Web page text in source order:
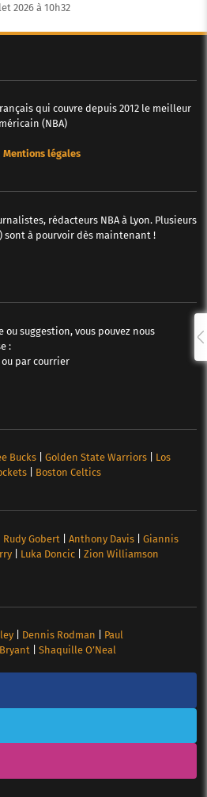
2026 à 10h32
qui couvre depuis 2012 le meilleur
(NBA)
Mentions légales
rédacteurs NBA à Lyon. Plusieurs
sont à pourvoir dès maintenant !
suggestion, vous pouvez nous
:
ou par courrier
Bucks| Golden State Warriors| Los
| Boston Celtics
Rudy Gobert Anthony Davis| Giannis
| Luka Doncic| Zion Williamson
| Dennis Rodman
Paul
| Shaquille O’Neal